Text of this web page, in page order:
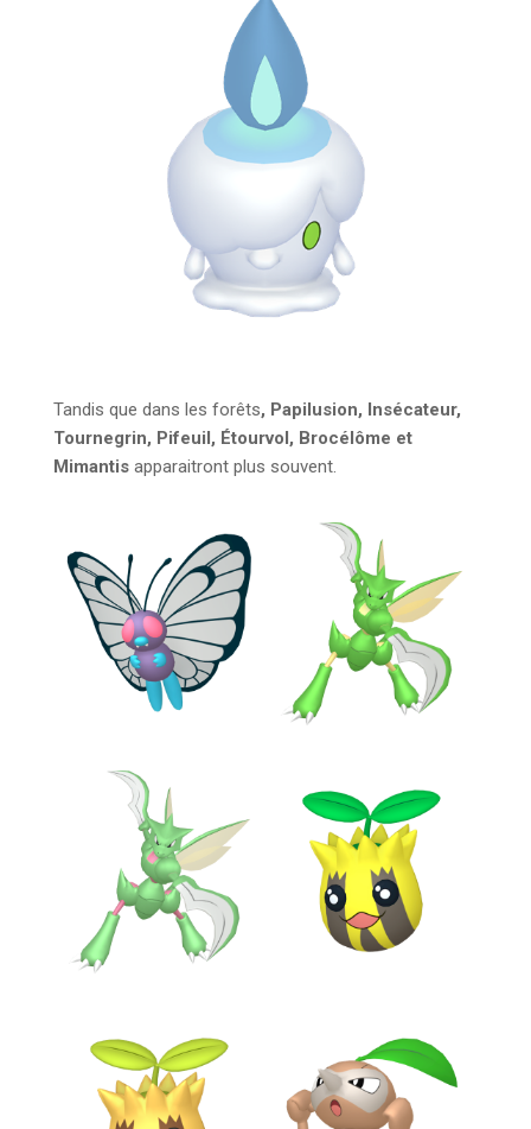
Tandis que dans les forêts, Papilusion, Insécateur,
Tournegrin, Pifeuil, Étourvol, Brocélôme et
Mimantis apparaitront plus souvent.